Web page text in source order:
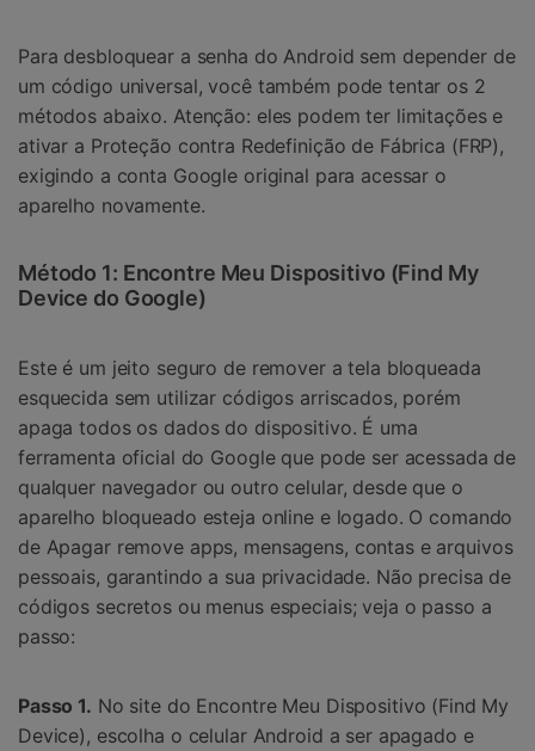
Para desbloquear a senha do Android sem depender de
um código universal, você também pode tentar os 2
métodos abaixo. Atenção: eles podem ter limitações e
ativar a Proteção contra Redefinição de Fábrica (FRP),
exigindo a conta Google original para acessar o
aparelho novamente.
Método 1: Encontre Meu Dispositivo (Find My
Device do Google)
Este é um jeito seguro de remover a tela bloqueada
esquecida sem utilizar códigos arriscados, porém
apaga todos os dados do dispositivo. É uma
ferramenta oficial do Google que pode ser acessada de
qualquer navegador ou outro celular, desde que o
aparelho bloqueado esteja online e logado. O comando
de Apagar remove apps, mensagens, contas e arquivos
pessoais, garantindo a sua privacidade. Não precisa de
códigos secretos ou menus especiais; veja o passo a
passo:
Passo 1. No site do Encontre Meu Dispositivo (Find My
Device), escolha o celular Android a ser apagado e